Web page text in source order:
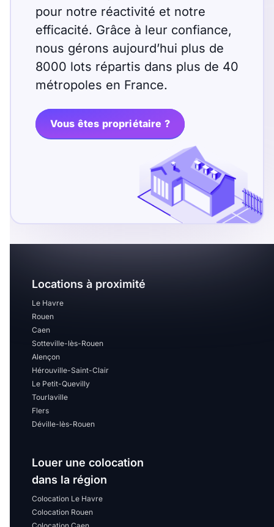
pour notre réactivité et notre
efficacité. Grâce à leur confiance,
nous gérons aujourd’hui plus de
8000 lots répartis dans plus de 40
métropoles en France.
Vous êtes propriétaire ?
Locations à proximité
Le Havre
Rouen
Caen
Sotteville-lès-Rouen
Alençon
Hérouville-Saint-Clair
Le Petit-Quevilly
Tourlaville
Flers
Déville-lès-Rouen
Louer une colocation
dans la région
Colocation Le Havre
Colocation Rouen